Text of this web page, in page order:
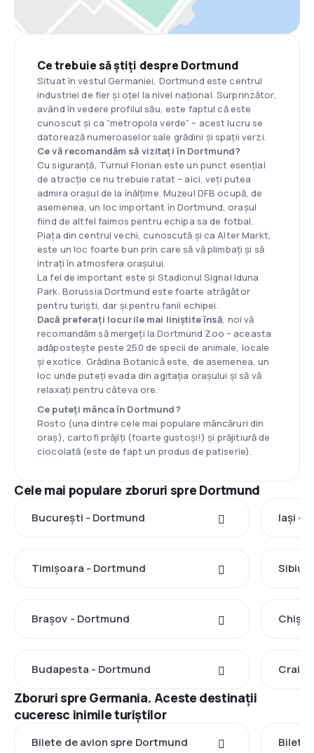
Ce trebuie să știți despre Dortmund
Situat în vestul Germaniei, Dortmund este centrul
industriei de fier și oțel la nivel național. Surprinzător,
având în vedere profilul său, este faptul că este
cunoscut și ca ”metropola verde” – acest lucru se
datorează numeroaselor sale grădini și spații verzi.
Ce vă recomandăm să vizitați în Dortmund?
Cu siguranță, Turnul Florian este un punct esențial
de atracție ce nu trebuie ratat – aici, veți putea
admira orașul de la înălțime. Muzeul DFB ocupă, de
asemenea, un loc important în Dortmund, orașul
fiind de altfel faimos pentru echipa sa de fotbal.
Piața din centrul vechi, cunoscută și ca Alter Markt,
este un loc foarte bun prin care să vă plimbați și să
intrați în atmosfera orașului.
La fel de important este și Stadionul Signal Iduna
Park. Borussia Dortmund este foarte atrăgător
pentru turiști, dar și pentru fanii echipei.
Dacă preferați locurile mai liniștite însă, noi vă
recomandăm să mergeți la Dortmund Zoo – aceasta
adăpostește peste 250 de specii de animale, locale
și exotice. Grădina Botanică este, de asemenea, un
loc unde puteți evada din agitația orașului și să vă
relaxați pentru câteva ore.
Ce puteți mânca în Dortmund?
Rosto (una dintre cele mai populare mâncăruri din
oraș), cartofi prăjiți (foarte gustoși!) și prăjitiură de
ciocolată (este de fapt un produs de patiserie).
Cele mai populare zboruri spre Dortmund
București - Dortmund Iași -
Timișoara - Dortmund Sibiu
Brașov - Dortmund
Budapesta - Dortmund
Zboruri spre Germania. Aceste destinații
cuceresc inimile turiștilor
Bilete de avion spre Dortmund Bilete